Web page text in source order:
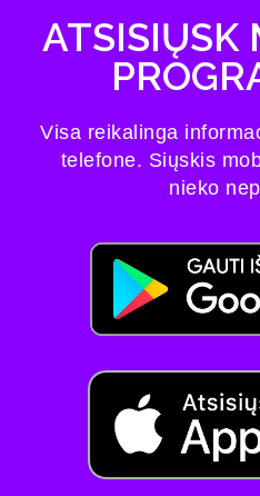
ATSISIŲSK
Visa reikalinga
telefone. Siųskis
nieko